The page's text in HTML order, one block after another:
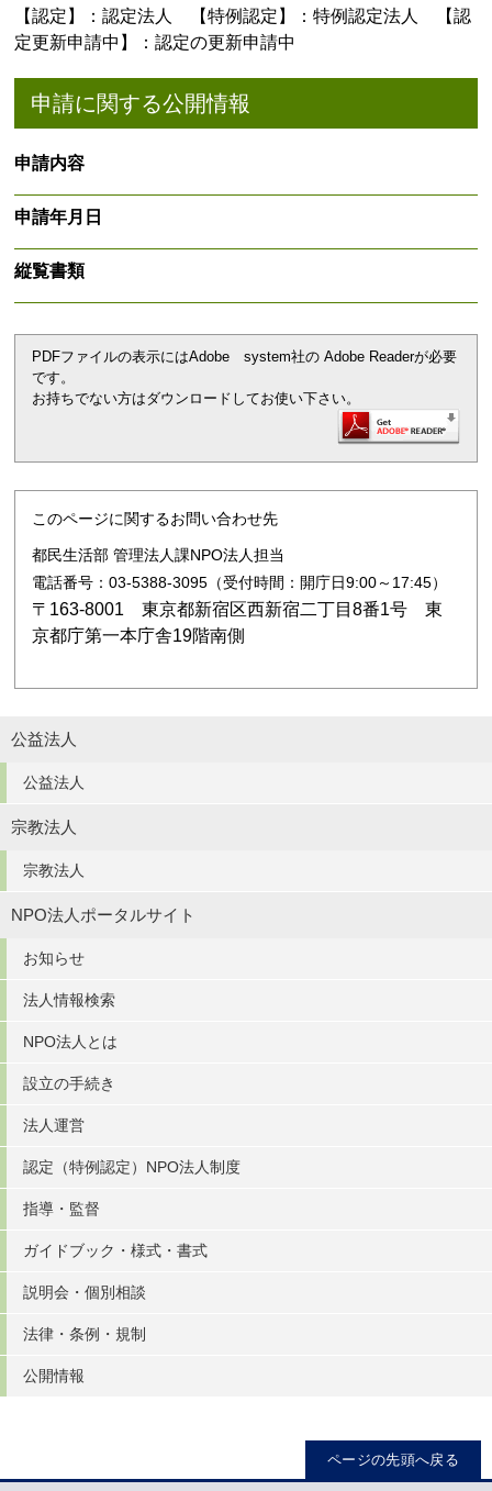
【認定】：認定法人 【特例認定】：特例認定法人 【認
定更新申請中】：認定の更新申請中
申請に関する公開情報
申請内容
申請年月日
縦覧書類
PDFファイルの表示にはAdobe system社の Adobe Readerが必要
です。
お持ちでない方はダウンロードしてお使い下さい。
このページに関するお問い合わせ先
都民生活部 管理法人課NPO法人担当
電話番号：03-5388-3095（受付時間：開庁日9:00～17:45）
〒163-8001 東京都新宿区西新宿二丁目8番1号 東
京都庁第一本庁舎19階南側
公益法人
公益法人
宗教法人
宗教法人
NPO法人ポータルサイト
お知らせ
法人情報検索
NPO法人とは
設立の手続き
法人運営
認定（特例認定）NPO法人制度
指導・監督
ガイドブック・様式・書式
説明会・個別相談
法律・条例・規制
公開情報
ページの先頭へ戻る